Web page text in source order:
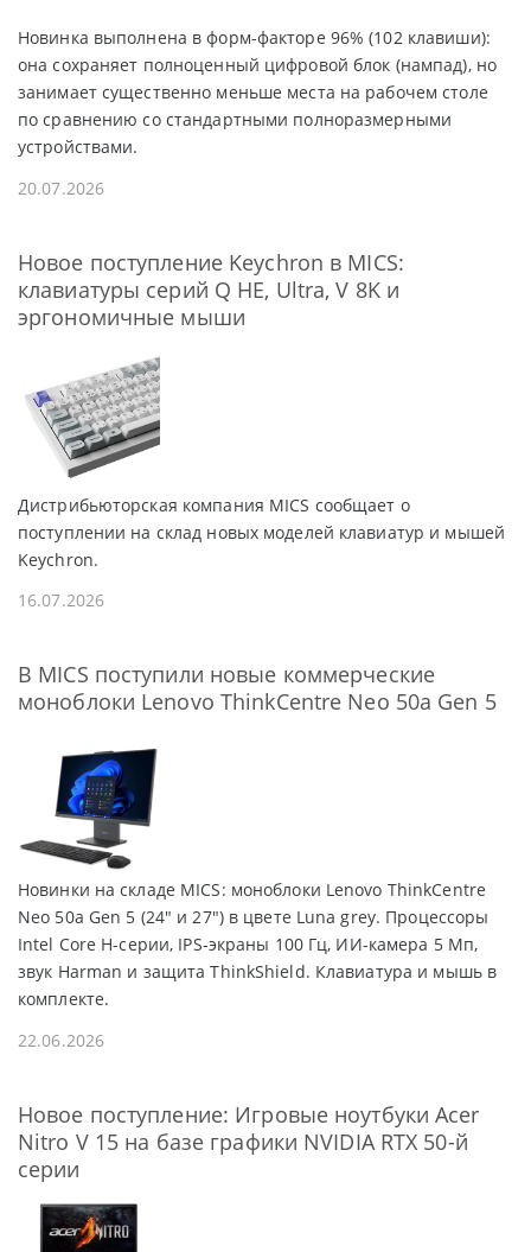
Новинка выполнена в форм-факторе 96% (102 клавиши):
она сохраняет полноценный цифровой блок (нампад), но
занимает существенно меньше места на рабочем столе
по сравнению со стандартными полноразмерными
устройствами.
20.07.2026
Новое поступление Keychron в MICS:
клавиатуры серий Q HE, Ultra, V 8K и
эргономичные мыши
Дистрибьюторская компания MICS сообщает о
поступлении на склад новых моделей клавиатур и мышей
Keychron.
16.07.2026
В MICS поступили новые коммерческие
моноблоки Lenovo ThinkCentre Neo 50a Gen 5
Новинки на складе MICS: моноблоки Lenovo ThinkCentre
Neo 50a Gen 5 (24" и 27") в цвете Luna grey. Процессоры
Intel Core H-серии, IPS-экраны 100 Гц, ИИ-камера 5 Мп,
звук Harman и защита ThinkShield. Клавиатура и мышь в
комплекте.
22.06.2026
Новое поступление: Игровые ноутбуки Acer
Nitro V 15 на базе графики NVIDIA RTX 50-й
серии